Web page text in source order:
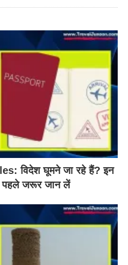
विदेश घूमने जा रहे हैं? इन
पहले जरूर जान लें